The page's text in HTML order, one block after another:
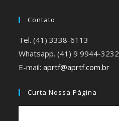
Contato
Tel. (41) 3338-6113
Whatsapp. (41) 9 9944-3232
E-mail:aprtf@aprtf.com.br
Curta Nossa Página